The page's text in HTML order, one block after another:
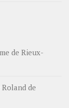
de Rieux-
de